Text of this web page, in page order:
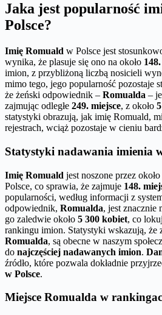
Jaka jest popularność
Polsce?
Imię Romuald w Polsce jest
wynika, że plasuje się ono na około
imion, z przybliżoną liczbą nosicieli
mimo tego, jego popularność pozostaje
że żeński odpowiednik – Romualda –
zajmując odległe 249. miejsce, z około
statystyki obrazują, jak imię Romuald,
rejestrach, wciąż pozostaje w cieniu
Statystyki nadawania imienia
Imię Romuald jest noszone przez około
Polsce, co sprawia, że zajmuje 148.
popularności, według informacji z
odpowiednik, Romualda, jest znacznie
go zaledwie około 5 300 kobiet, co
rankingu imion. Statystyki wskazują, że
Romualda, są obecne w naszym
do najczęściej nadawanych imion.
źródło, które pozwala dokładnie
w Polsce.
Miejsce Romualda w